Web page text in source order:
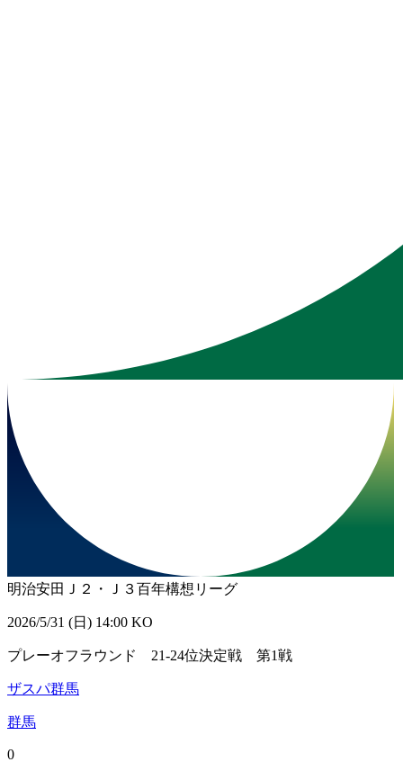
明治安田Ｊ２・Ｊ３百年構想リーグ
2026/5/31 (日) 14:00 KO
プレーオフラウンド 21-24位決定戦 第1戦
ザスパ群馬
群馬
0